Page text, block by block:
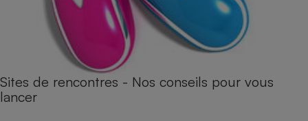
Sites de rencontres - Nos conseils pour vous
lancer